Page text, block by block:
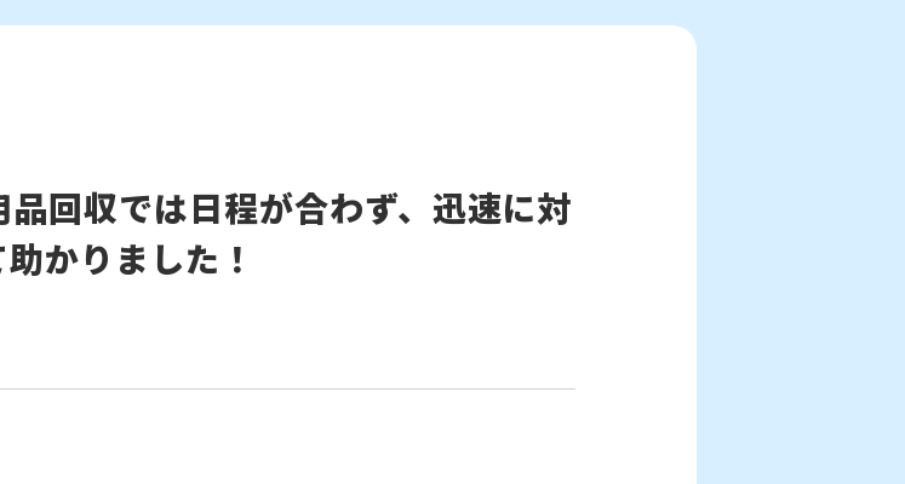
品回収では日程が合わず、迅速に対
かりました！